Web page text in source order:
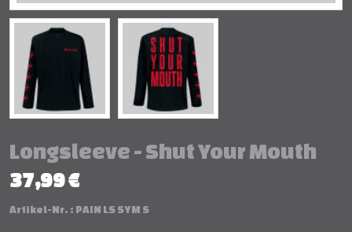
Longsleeve - Shut Your Mouth
37,99 €
Artikel-Nr. : PAIN LS SYM S